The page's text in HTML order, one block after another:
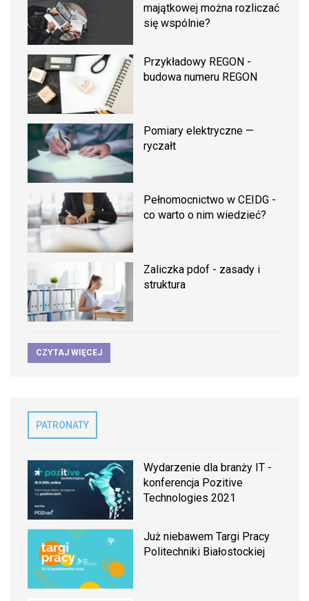
majątkowej można rozliczać
się wspólnie?
Przykładowy REGON -
budowa numeru REGON
Pomiary elektryczne —
ryczałt
Pełnomocnictwo w CEIDG -
co warto o nim wiedzieć?
Zaliczka pdof - zasady i
struktura
CZYTAJ WIĘCEJ
PATRONATY
Wydarzenie dla branży IT -
konferencja Pozitive
Technologies 2021
Już niebawem Targi Pracy
Politechniki Białostockiej